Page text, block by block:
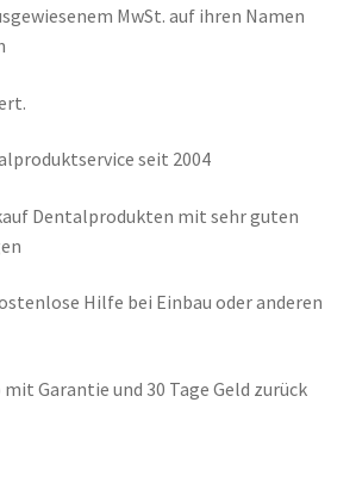
MwSt. auf ihren Namen
seit 2004
Dentalprodukten mit sehr guten
Hilfe bei Einbau oder anderen
Garantie und 30 Tage Geld zurück